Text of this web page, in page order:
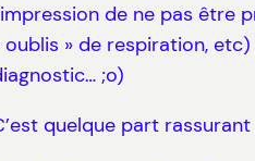
de ne pas être
oublis » de respiration,
;o)
quelque part